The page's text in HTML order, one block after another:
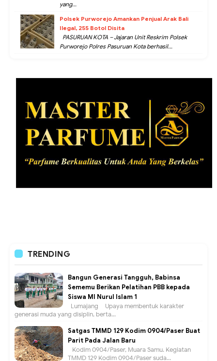
yang...
Polsek Purworejo Amankan Penjual Arak Bali
Ilegal, 255 Botol Disita
PASURUAN KOTA – Jajaran Unit Reskrim Polsek
Purworejo Polres Pasuruan Kota berhasil...
TRENDING
Bangun Generasi Tangguh, Babinsa
Sememu Berikan Pelatihan PBB kepada
Siswa MI Nurul Islam 1
Lumajang – Upaya membentuk karakter
generasi muda yang disiplin, berta...
Satgas TMMD 129 Kodim 0904/Paser Buat
Parit Pada Jalan Baru
Kodim 0904/Paser, Muara Samu. Kegiatan
TMMD 129 Kodim 0904/Paser suda...